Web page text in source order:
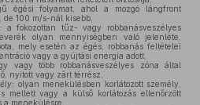
égési folyamat, ahol a mozgó lángfront
de 100 m/s-nál kisebb,
a fokozottan tűz- vagy robbanásveszélyes
olyan mennyiségben való jelenléte,
mely esetén az égés, robbanás feltételei
vagy a gyújtási energia adott,
vagy több robbanásveszélyes zóna által
nyitott vagy zárt térrész,
olyan menekülésben korlátozott személy,
mellett vagy a külső korlátozás ellenőrzött
menekülésre,